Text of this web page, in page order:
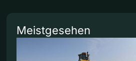
Meistgesehen